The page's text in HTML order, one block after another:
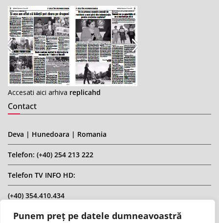
Punem preț pe datele dumneavoastră
Accesati aici arhiva replicahd
Contact
Deva | Hunedoara | Romania
Telefon: (+40) 254 213 222
Telefon TV INFO HD:
(+40) 354.410.434